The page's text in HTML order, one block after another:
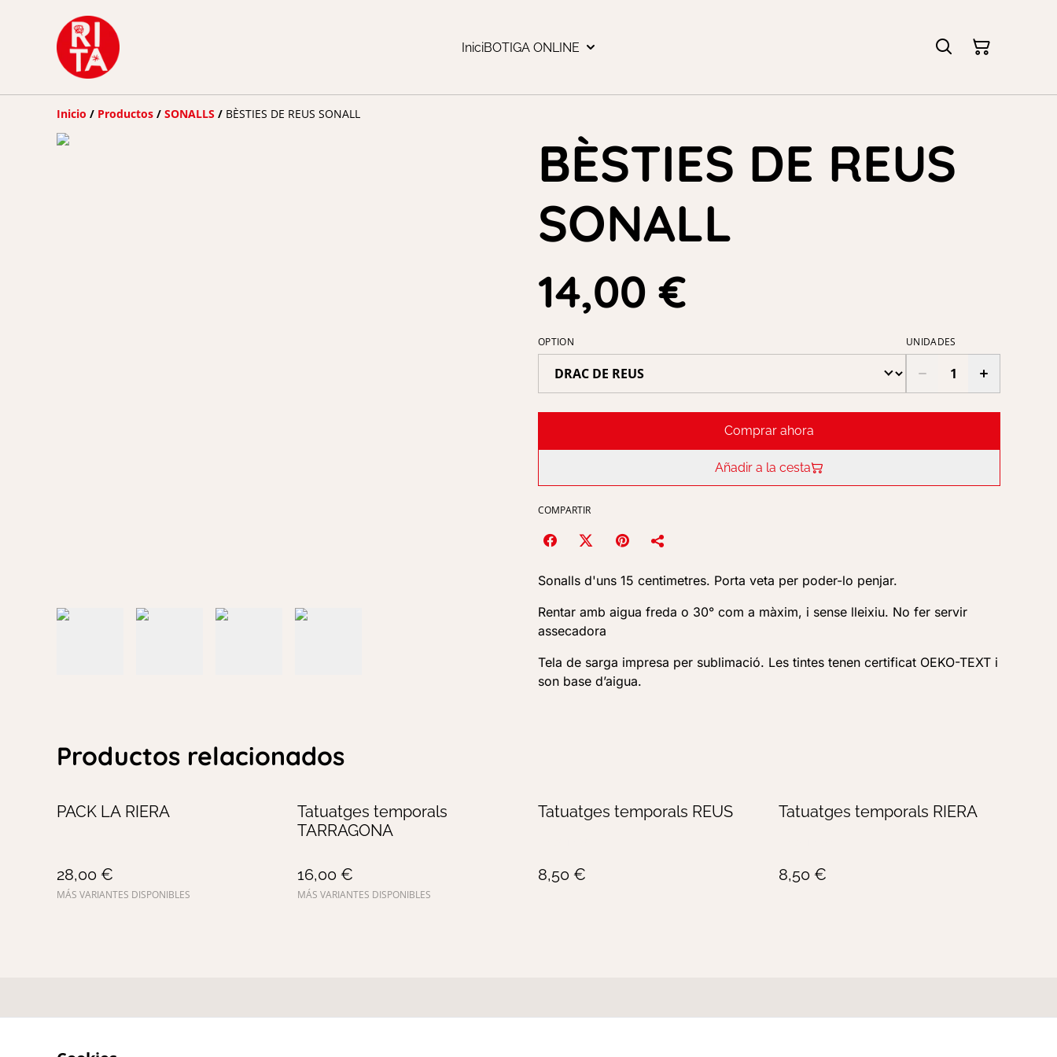
IniciBOTIGA ONLINE
Inicio / Productos / SONALLS / BÈSTIES DE REUS SONALL
BÈSTIES DE REUS
SONALL
14,00 €
OPTION UNIDADES
Comprar ahora
Añadir a la cesta
COMPARTIR
Sonalls d'uns 15 centimetres. Porta veta per poder-lo penjar.
Rentar amb aigua freda o 30° com a màxim, i sense lleixiu. No fer servir
assecadora
Tela de sarga impresa per sublimació. Les tintes tenen certificat OEKO-TEXT i
son base d’aigua.
Productos relacionados
PACK LA RIERA
28,00 €
MÁS VARIANTES DISPONIBLES
Tatuatges temporals
TARRAGONA
16,00 €
MÁS VARIANTES DISPONIBLES
Tatuatges temporals REUS
8,50 €
Tatuatges temporals RIERA
8,50 €
Contacta con
Términos legales Política de Privacidad Política de cookies Enviaments